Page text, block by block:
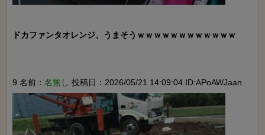
ドカファンタオレンジ、うまそうｗｗｗｗｗｗｗｗｗｗｗｗ
9 名前： 名無し 投稿日：2026/05/21 14:09:04 ID:APoAWJaan